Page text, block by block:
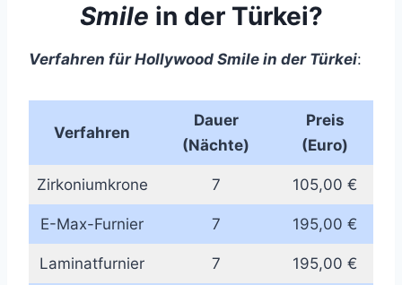
Smile in der Türkei?
Verfahren für Hollywood Smile in der Türkei:
Verfahren
Dauer
(Nächte)
Preis
(Euro)
Zirkoniumkrone 7 105,00 €
E-Max-Furnier 7 195,00 €
Laminatfurnier 7 195,00 €